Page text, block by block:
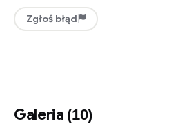
Zgłoś błąd
Galeria (10)